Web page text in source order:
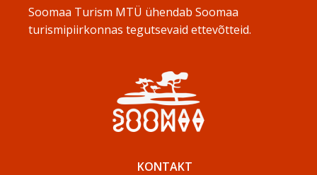
Soomaa Turism MTÜ ühendab Soomaa
turismipiirkonnas tegutsevaid ettevõtteid.
KONTAKT